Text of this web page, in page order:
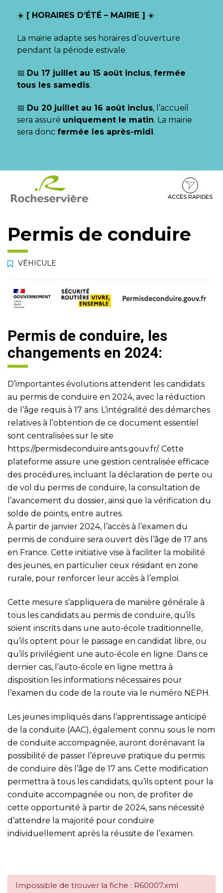
☀️ [ HORAIRES D’ÉTÉ – MAIRIE ] ☀️
La mairie adapte ses horaires d’ouverture
pendant la période estivale.
📅 Du 17 juillet au 15 août inclus, fermée
tous les samedis.
📅 Du 20 juillet au 16 août inclus, l’accueil
sera assuré uniquement le matin. La mairie
sera donc fermée les après-midi.
contenu
pied
ACCÈS RAPIDES
Permis de conduire
VÉHICULE
Permis de conduire, les
changements en 2024:
D’importantes évolutions attendent les candidats
au permis de conduire en 2024, avec la réduction
de l’âge requis à 17 ans. L’intégralité des démarches
relatives à l’obtention de ce document essentiel
sont centralisées sur le site
https://permisdeconduire.ants.gouv.fr/. Cette
plateforme assure une gestion centralisée efficace
des procédures, incluant la déclaration de perte ou
de vol du permis de conduire, la consultation de
l’avancement du dossier, ainsi que la vérification du
solde de points, entre autres.
À partir de janvier 2024, l’accès à l’examen du
permis de conduire sera ouvert dès l’âge de 17 ans
en France. Cette initiative vise à faciliter la mobilité
des jeunes, en particulier ceux résidant en zone
rurale, pour renforcer leur accès à l’emploi.
Cette mesure s’appliquera de manière générale à
tous les candidats au permis de conduire, qu’ils
soient inscrits dans une auto-école traditionnelle,
qu’ils optent pour le passage en candidat libre, ou
qu’ils privilégient une auto-école en ligne. Dans ce
dernier cas, l’auto-école en ligne mettra à
disposition les informations nécessaires pour
l’examen du code de la route via le numéro NEPH.
Les jeunes impliqués dans l’apprentissage anticipé
de la conduite (AAC), également connu sous le nom
de conduite accompagnée, auront dorénavant la
possibilité de passer l’épreuve pratique du permis
de conduire dès l’âge de 17 ans. Cette modification
permettra à tous les candidats, qu’ils optent pour la
conduite accompagnée ou non, de profiter de
cette opportunité à partir de 2024, sans nécessité
d’attendre la majorité pour conduire
individuellement après la réussite de l’examen.
Impossible de trouver la fiche : R60007.xml